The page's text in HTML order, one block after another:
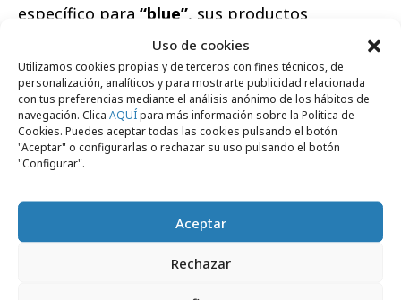
Uso de cookies
Utilizamos cookies propias y de terceros con fines técnicos, de
personalización, analíticos y para mostrarte publicidad relacionada
con tus preferencias mediante el análisis anónimo de los hábitos de
navegación. Clica AQUÍpara más información sobre la Política de
Cookies. Puedes aceptar todas las cookies pulsando el botón
"Aceptar" o configurarlas o rechazar su uso pulsando el botón
"Configurar".
Aceptar
Rechazar
específico para “blue”, sus productos
bancarios para el segmento joven. La
integración en contenidos comenzó llamando y
vistiendo al equipo con los colores
corporativos del banco, y posteriormente ligó
el concepto a una serie de valores. El jugador
que mejor representase el valor de la semana,
la audiencia mediante los votos en la web,
recibiría el balón azul de favorito blue, así
como un premio de 1.000 euros en forma de